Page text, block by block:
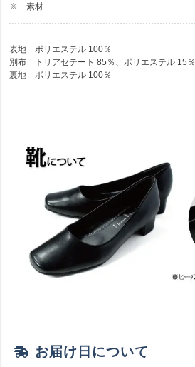
※ 素材
表地 ポリエステル 100％
別布 トリアセテート 85％、ポリエステル 15％
裏地 ポリエステル 100％
お届け日について